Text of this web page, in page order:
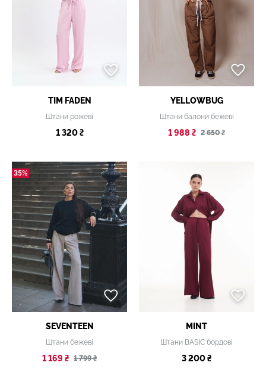
TIM FADEN
Штани рожеві
1 320 ₴
YELLOWBUG
Штани балони бежеві
1 988 ₴ 2 650 ₴
35%
SEVENTEEN
Штани бежеві
1 169 ₴ 1 799 ₴
MINT
Штани BASIC бордові
3 200 ₴